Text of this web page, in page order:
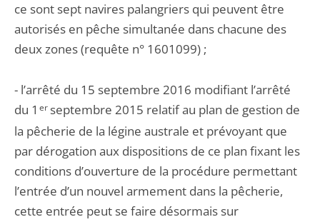
ce sont sept navires palangriers qui peuvent être
autorisés en pêche simultanée dans chacune des
deux zones (requête n° 1601099) ;
- l’arrêté du 15 septembre 2016 modifiant l’arrêté
du 1 erseptembre 2015 relatif au plan de gestion de
la pêcherie de la légine australe et prévoyant que
par dérogation aux dispositions de ce plan fixant les
conditions d’ouverture de la procédure permettant
l’entrée d’un nouvel armement dans la pêcherie,
cette entrée peut se faire désormais sur